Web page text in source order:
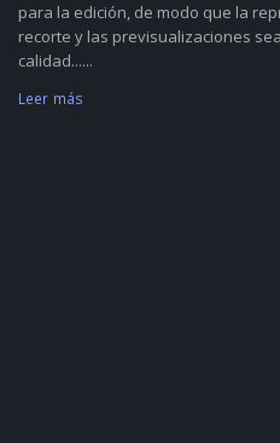
para la edición, de modo que la
recorte y las previsualizaciones
calidad......
Leer más